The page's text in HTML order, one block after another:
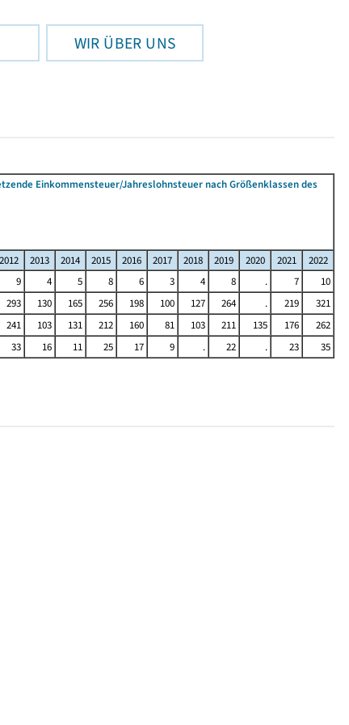
WIR ÜBER UNS
Einkommensteuer/Jahreslohnsteuer nach Größenklassen des
2012 2013 2014 2015 2016 2017 2018 2019 2020 2021
2022
9 4 5 8 6 3 4 8 . 7
10
293 130 165 256 198 100 127 264 . 219
321
241 103 131 212 160 81 103 211 135 176
262
33 16 11 25 17 9 . 22 . 23 35